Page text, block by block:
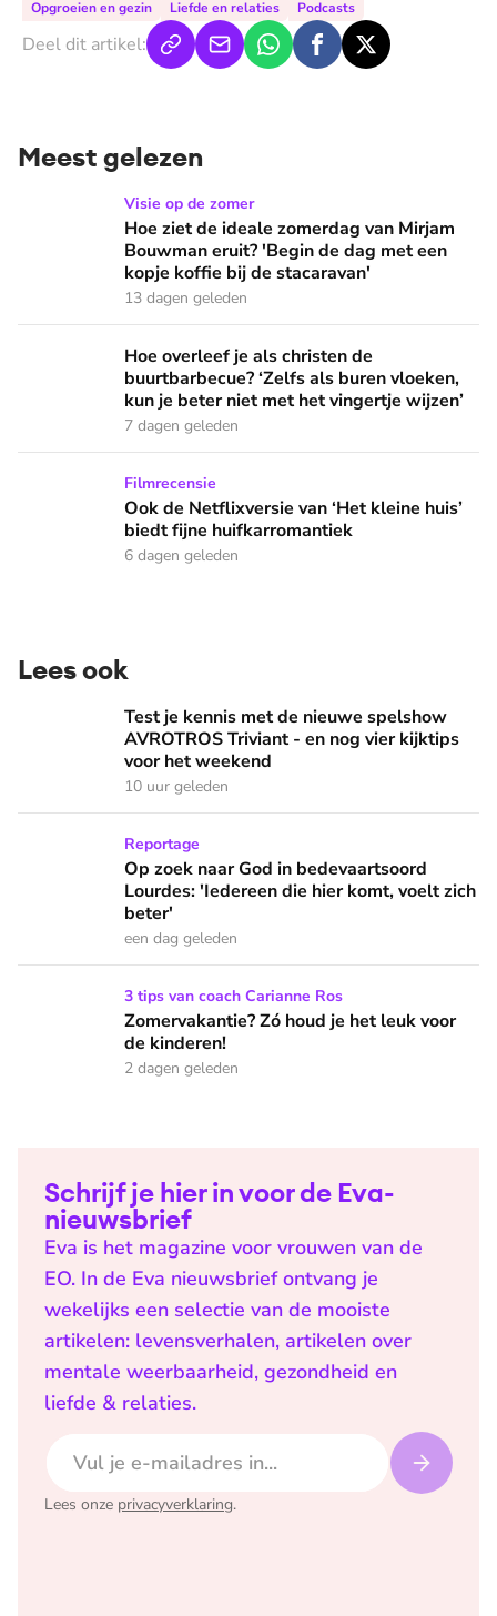
Opgroeien en gezin Liefde en relaties Podcasts
Deel dit artikel:
Meest gelezen
Hoe ziet de ideale zomerdag van Mirjam Bouwman eruit?
Visie op de zomer
Hoe ziet de ideale zomerdag van Mirjam
Bouwman eruit? 'Begin de dag met een
kopje koffie bij de stacaravan'
13 dagen geleden
Hoe overleef je als christen de buurtbarbecue? ‘Zelfs als
Hoe overleef je als christen de
buurtbarbecue? ‘Zelfs als buren vloeken,
kun je beter niet met het vingertje wijzen’
7 dagen geleden
Ook de Netflixversie van ‘Het kleine huis’ biedt fijne
Filmrecensie
Ook de Netflixversie van ‘Het kleine huis’
biedt fijne huifkarromantiek
6 dagen geleden
Lees ook
Test je kennis met de nieuwe spelshow AVROTROS
Test je kennis met de nieuwe spelshow
AVROTROS Triviant - en nog vier kijktips
voor het weekend
10 uur geleden
Op zoek naar God in bedevaartsoord Lourdes: 'Iedereen
Reportage
Op zoek naar God in bedevaartsoord
Lourdes: 'Iedereen die hier komt, voelt zich
beter'
een dag geleden
Zomervakantie? Zó houd je het leuk voor de kinderen!
3 tips van coach Carianne Ros
Zomervakantie? Zó houd je het leuk voor
de kinderen!
2 dagen geleden
Schrijf je hier in voor de Eva-
nieuwsbrief
Eva is het magazine voor vrouwen van de
EO. In de Eva nieuwsbrief ontvang je
wekelijks een selectie van de mooiste
artikelen: levensverhalen, artikelen over
mentale weerbaarheid, gezondheid en
liefde & relaties.
Lees onze privacyverklaring.